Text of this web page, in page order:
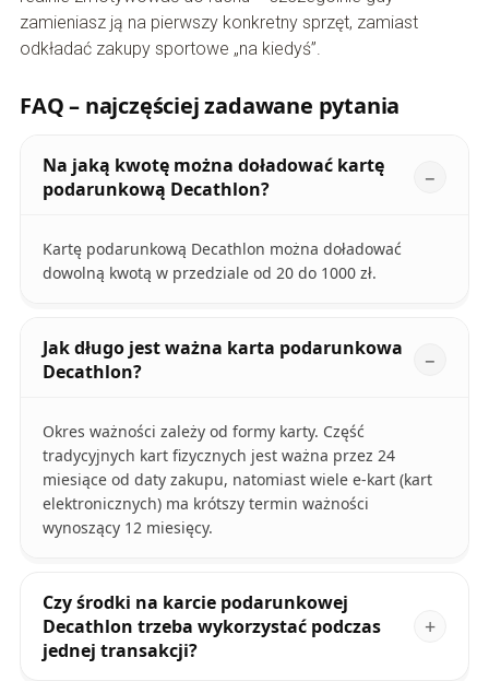
zamieniasz ją na pierwszy konkretny sprzęt, zamiast
odkładać zakupy sportowe „na kiedyś”.
FAQ – najczęściej zadawane pytania
Na jaką kwotę można doładować kartę
podarunkową Decathlon?
Kartę podarunkową Decathlon można doładować
dowolną kwotą w przedziale od 20 do 1000 zł.
Jak długo jest ważna karta podarunkowa
Decathlon?
Okres ważności zależy od formy karty. Część
tradycyjnych kart fizycznych jest ważna przez 24
miesiące od daty zakupu, natomiast wiele e-kart (kart
elektronicznych) ma krótszy termin ważności
wynoszący 12 miesięcy.
Czy środki na karcie podarunkowej
Decathlon trzeba wykorzystać podczas
jednej transakcji?